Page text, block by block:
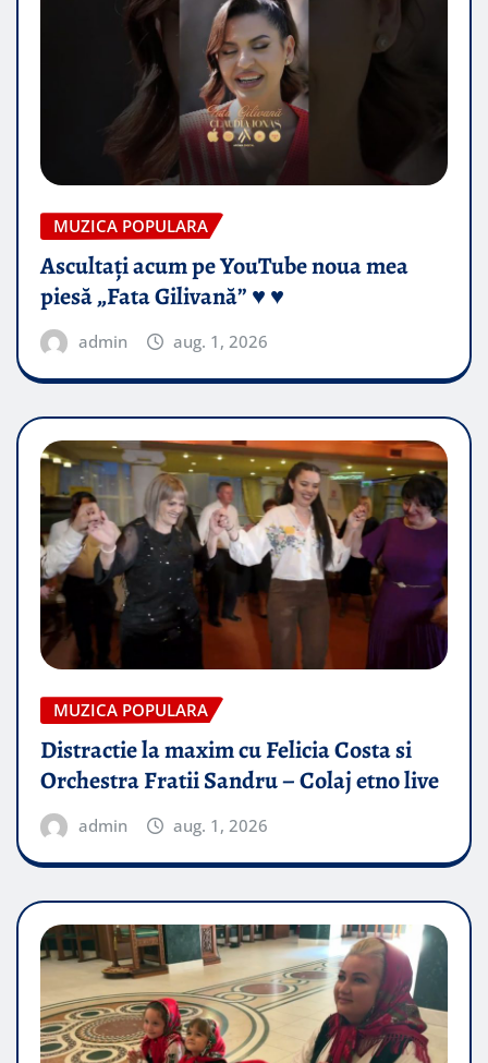
MUZICA POPULARA
Ascultați acum pe YouTube noua mea
piesă „Fata Gilivană” ♥️ ♥️
admin aug. 1, 2026
MUZICA POPULARA
Distractie la maxim cu Felicia Costa si
Orchestra Fratii Sandru – Colaj etno live
admin aug. 1, 2026